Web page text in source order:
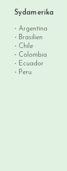
Sydamerika
Argentina
Brasilien
Chile
Colombia
Ecuador
Peru